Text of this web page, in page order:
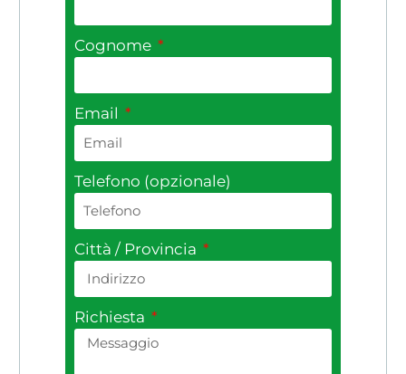
Cognome
Email
Telefono (opzionale)
Città / Provincia
Richiesta